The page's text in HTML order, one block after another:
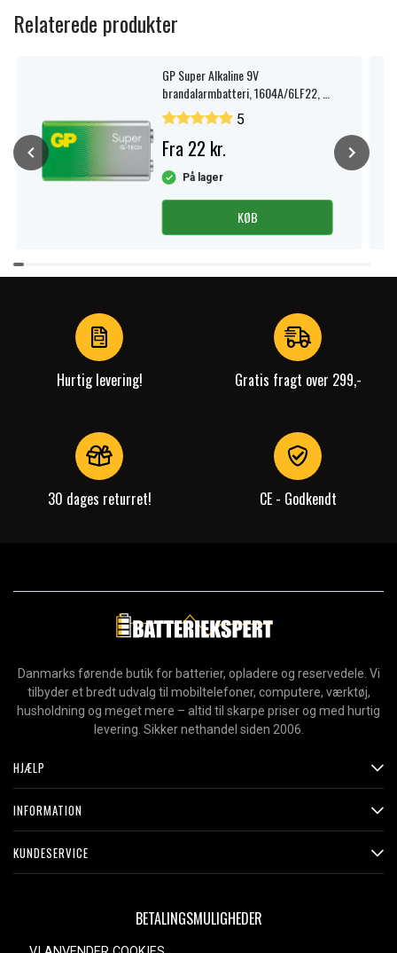
Relaterede produkter
GP Super Alkaline 9V
brandalarmbatteri, 1604A/6LF22, 1-
pak.
5
Fra 22 kr.
På lager
KØB
Item
1
Hurtig levering! Gratis fragt over 299,-
30 dages returret! CE - Godkendt
Danmarks førende butik for batterier, opladere og reservedele. Vi
tilbyder et bredt udvalg til mobiltelefoner, computere, værktøj,
husholdning og meget mere – altid til skarpe priser og med hurtig
levering. Sikker nethandel siden 2006.
HJÆLP
INFORMATION
KUNDESERVICE
BETALINGSMULIGHEDER